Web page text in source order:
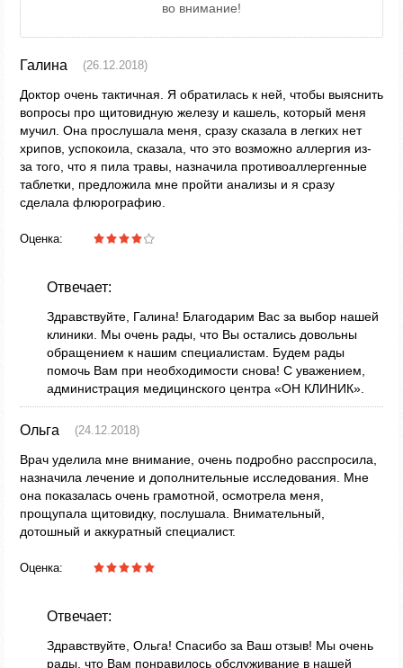
во внимание!
Галина (26.12.2018)
Доктор очень тактичная. Я обратилась к ней, чтобы выяснить
вопросы про щитовидную железу и кашель, который меня
мучил. Она прослушала меня, сразу сказала в легких нет
хрипов, успокоила, сказала, что это возможно аллергия из-
за того, что я пила травы, назначила противоаллергенные
таблетки, предложила мне пройти анализы и я сразу
сделала флюрографию.
Оценка:
Отвечает:
Здравствуйте, Галина! Благодарим Вас за выбор нашей
клиники. Мы очень рады, что Вы остались довольны
обращением к нашим специалистам. Будем рады
помочь Вам при необходимости снова! С уважением,
администрация медицинского центра «ОН КЛИНИК».
Ольга (24.12.2018)
Врач уделила мне внимание, очень подробно расспросила,
назначила лечение и дополнительные исследования. Мне
она показалась очень грамотной, осмотрела меня,
прощупала щитовидку, послушала. Внимательный,
дотошный и аккуратный специалист.
Оценка:
Отвечает:
Здравствуйте, Ольга! Спасибо за Ваш отзыв! Мы очень
рады, что Вам понравилось обслуживание в нашей